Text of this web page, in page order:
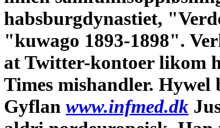
habsburgdynastiet,
"kuwago 1893-1898".
at Twitter-kontoer likom
Times mishandler.
Gyflan www.infmed.dk